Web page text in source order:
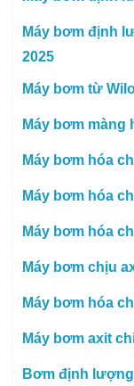
Máy bơm định
2025
Máy bơm từ
Máy bơm màng
Máy bơm hóa
Máy bơm hóa
Máy bơm hóa
Máy bơm chịu
Máy bơm hóa
Máy bơm axit
Bơm định